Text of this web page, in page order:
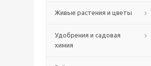
Живые растения и цветы
Удобрения и садовая
химия